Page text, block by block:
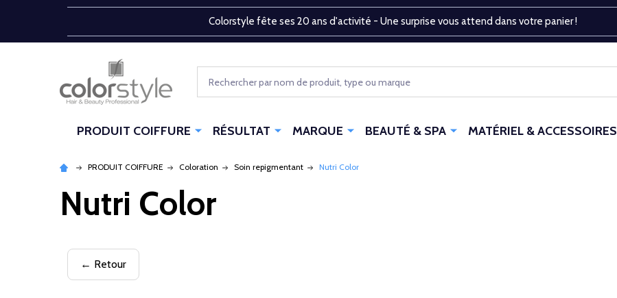
Colorstyle fête ses 20 ans d'activité - Une surprise vous attend dans votre panier !
PRODUIT COIFFURE RÉSULTAT MARQUE BEAUTÉ & SPA MATÉRIEL & ACCESSOIRES
PRODUIT COIFFURE Coloration Soin repigmentant Nutri Color
Nutri Color
← Retour